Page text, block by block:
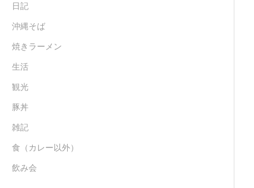
日記
沖縄そば
焼きラーメン
生活
観光
豚丼
雑記
食（カレー以外）
飲み会